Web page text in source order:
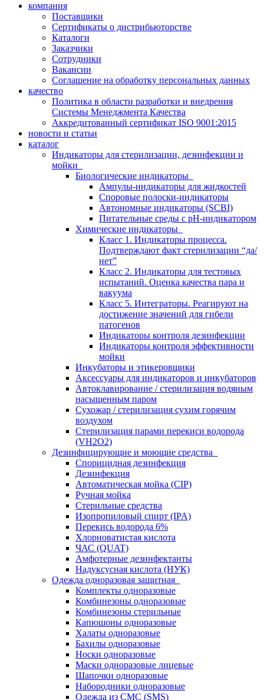
компания
Поставщики
Сертификаты о дистрибьюторстве
Каталоги
Заказчики
Сотрудники
Вакансии
Соглашение на обработку персональных данных
качество
Политика в области разработки и внедрения
Системы Менеджмента Качества
Аккредитованный сертификат ISO 9001:2015
новости и статьи
каталог
Индикаторы для стерилизации, дезинфекции и
мойки
Биологические индикаторы
Ампулы-индикаторы для жидкостей
Споровые полоски-индикаторы
Автономные индикаторы (SCBI)
Питательные среды с рН-индикатором
Химические индикаторы
Класс 1. Индикаторы процесса.
Подтверждают факт стерилизации “да/
нет”
Класс 2. Индикаторы для тестовых
испытаний. Оценка качества пара и
вакуума
Класс 5. Интеграторы. Реагируют на
достижение значений для гибели
патогенов
Индикаторы контроля дезинфекции
Индикаторы контроля эффективности
мойки
Инкубаторы и этикеровщики
Аксессуары для индикаторов и инкубаторов
Автоклавирование / стерилизация водяным
насыщенным паром
Сухожар / стерилизация сухим горячим
воздухом
Стерилизация парами перекиси водорода
(VH2O2)
Дезинфицирующие и моющие средства
Спорицидная дезинфекция
Дезинфекция
Автоматическая мойка (CIP)
Ручная мойка
Стерильные средства
Изопропиловый спирт (IPA)
Перекись водорода 6%
Хлорноватистая кислота
ЧАС (QUAT)
Амфотерные дезинфектанты
Надуксусная кислота (НУК)
Одежда одноразовая защитная
Комплекты одноразовые
Комбинезоны одноразовые
Комбинезоны стерильные
Капюшоны одноразовые
Халаты одноразовые
Бахилы одноразовые
Носки одноразовые
Маски одноразовые лицевые
Шапочки одноразовые
Набородники одноразовые
Одежда из СМС (SMS)